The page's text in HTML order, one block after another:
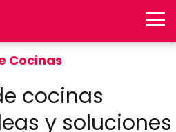
Cocinas
cocinas
y soluciones